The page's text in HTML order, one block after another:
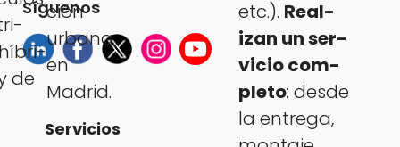
de
ción
urbana
en
Madrid.
etc.). Real­
izan un ser­
vi­cio com­
ple­to: des­de
la entre­ga,
Síguenos
Servicios